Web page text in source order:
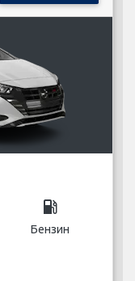
local_gas_station
Бензин